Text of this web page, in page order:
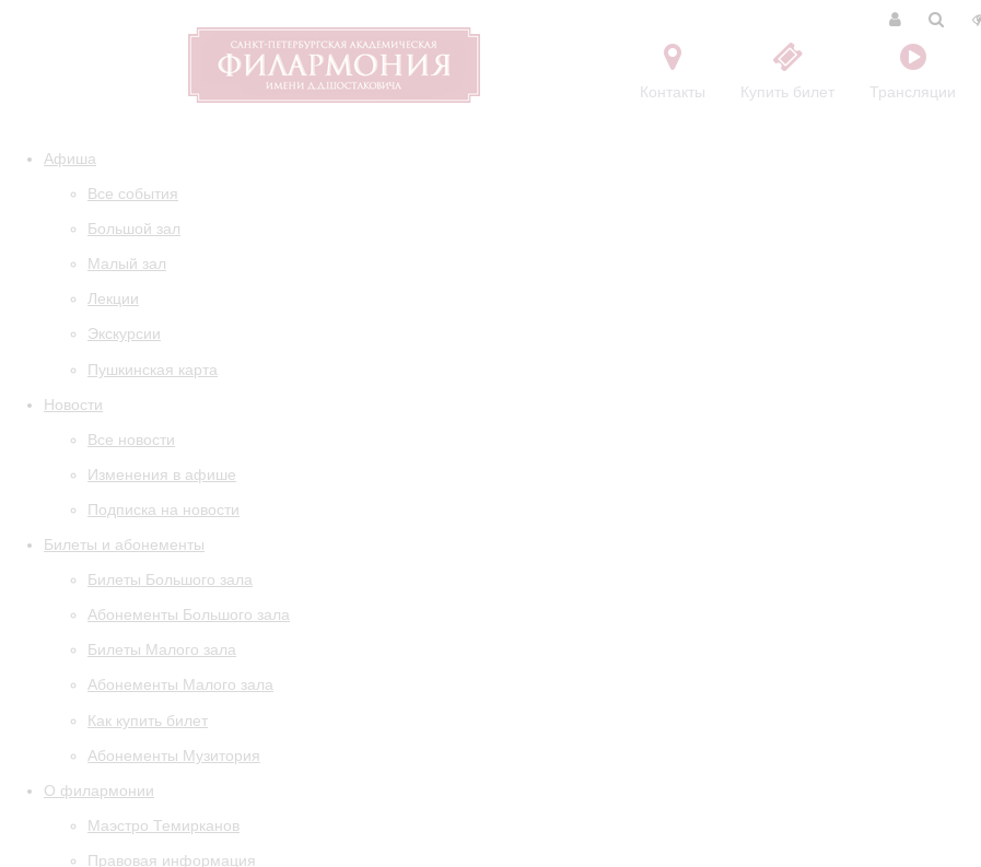
Контакты Купить билет Трансляции
Афиша
Все события
Большой зал
Малый зал
Лекции
Экскурсии
Пушкинская карта
Новости
Все новости
Изменения в афише
Подписка на новости
Билеты и абонементы
Билеты Большого зала
Абонементы Большого зала
Билеты Малого зала
Абонементы Малого зала
Как купить билет
Абонементы Музитория
О филармонии
Маэстро Темирканов
Правовая информация